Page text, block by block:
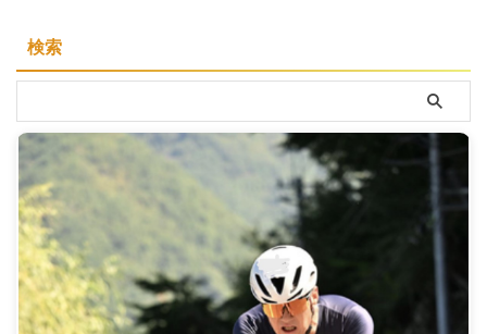
検索